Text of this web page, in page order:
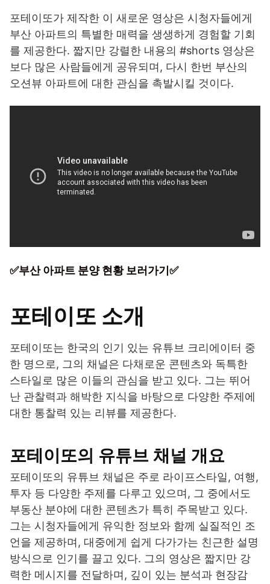
포테이또가 제작한 이 새로운 영상은 시청자들에게
부산 아파트의 특별한 매력을 생생하게 경험할 기회
를 제공한다. 짧지만 강렬한 내용의 #shorts 영상은
보다 많은 사람들에게 공유되며, 다시 한번 부산의
오션뷰 아파트에 대한 관심을 촉발시킬 것이다.
✅부산 아파트 분양 현황 보러가기✅
포테이또 소개
포테이또는 한국의 인기 있는 유튜브 크리에이터 중
한 명으로, 그의 채널은 다채로운 콘텐츠와 독특한
스타일로 많은 이들의 관심을 받고 있다. 그는 뛰어
난 관찰력과 해박한 지식을 바탕으로 다양한 주제에
대한 통찰력 있는 리뷰를 제공한다.
포테이또의 유튜브 채널 개요
포테이또의 유튜브 채널은 주로 라이프스타일, 여행,
투자 등 다양한 주제를 다루고 있으며, 그 중에서도
부동산 분야에 대한 콘텐츠가 특히 주목받고 있다.
그는 시청자들에게 유익한 정보와 함께 실질적인 조
언을 제공하며, 대중에게 쉽게 다가가는 친근한 설명
방식으로 인기를 끌고 있다. 그의 영상은 짧지만 강
력한 메시지를 전달하며, 깊이 있는 분석과 현장감